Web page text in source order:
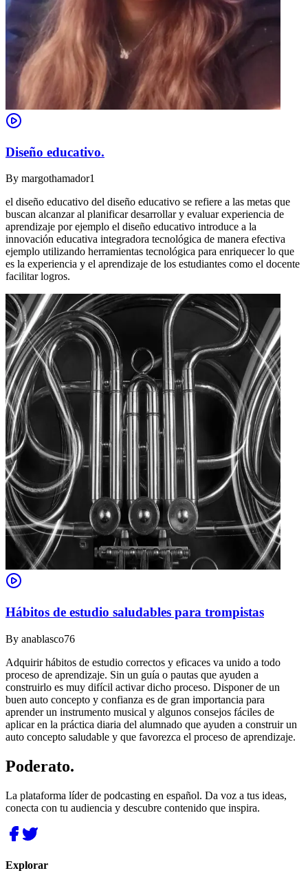
Diseño educativo.
By margothamador1
el diseño educativo del diseño educativo se refiere a las metas que
buscan alcanzar al planificar desarrollar y evaluar experiencia de
aprendizaje por ejemplo el diseño educativo introduce a la
innovación educativa integradora tecnológica de manera efectiva
ejemplo utilizando herramientas tecnológica para enriquecer lo que
es la experiencia y el aprendizaje de los estudiantes como el docente
facilitar logros.
Hábitos de estudio saludables para trompistas
By anablasco76
Adquirir hábitos de estudio correctos y eficaces va unido a todo
proceso de aprendizaje. Sin un guía o pautas que ayuden a
construirlo es muy difícil activar dicho proceso. Disponer de un
buen auto concepto y confianza es de gran importancia para
aprender un instrumento musical y algunos consejos fáciles de
aplicar en la práctica diaria del alumnado que ayuden a construir un
auto concepto saludable y que favorezca el proceso de aprendizaje.
Poderato.
La plataforma líder de podcasting en español. Da voz a tus ideas,
conecta con tu audiencia y descubre contenido que inspira.
Explorar